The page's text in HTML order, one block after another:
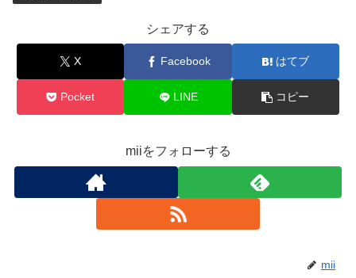
シェアする
X Facebook はてブ
Pocket LINE コピー
miiをフォローする
mii